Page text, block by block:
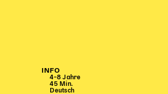
INFO
4–8 Jahre
45 Min.
Deutsch